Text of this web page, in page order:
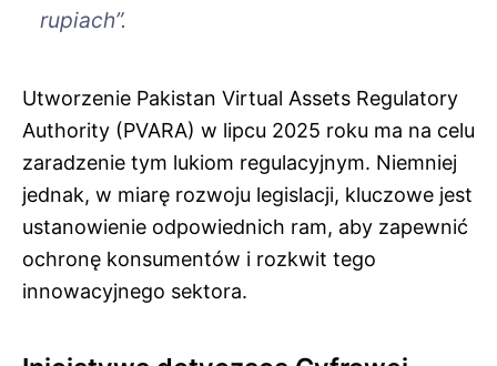
rupiach”.
Utworzenie Pakistan Virtual Assets Regulatory
Authority (PVARA) w lipcu 2025 roku ma na celu
zaradzenie tym lukiom regulacyjnym. Niemniej
jednak, w miarę rozwoju legislacji, kluczowe jest
ustanowienie odpowiednich ram, aby zapewnić
ochronę konsumentów i rozkwit tego
innowacyjnego sektora.